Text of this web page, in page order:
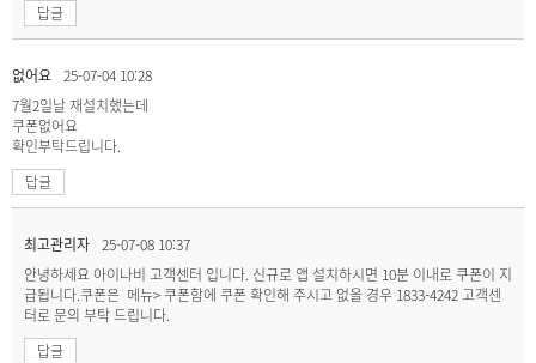
답글
없어요 25-07-04 10:28
7월2일날 재설치했는데
쿠폰없어요
확인부탁드립니다.
답글
최고관리자 25-07-08 10:37
안녕하세요 아이나비 고객센터 입니다. 신규로 앱 설치하시면 10분 이내로 쿠폰이 지
급됩니다.쿠폰은 메뉴> 쿠폰함에 쿠폰 확인해 주시고 없을 경우 1833-4242 고객센
터로 문의 부탁 드립니다.
답글